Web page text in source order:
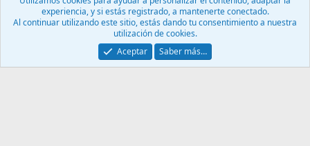
Contáctanos
Términos y reglas Política de privacidad
Ayuda
Community platform by XenForo® © 2010-2024 XenForo Ltd.
experiencia, y si estás registrado, a mantenerte conectado.
Al continuar utilizando este sitio, estás dando tu consentimiento a nuestra
utilización de cookies.
Aceptar
Saber más…